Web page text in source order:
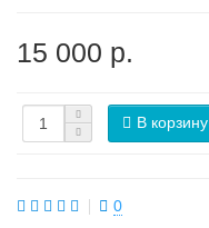
15 000 р.
В корзину
0